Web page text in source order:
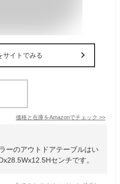
サイトでみる
価格と在庫をAmazonでチェック >>
ーのアウトドアテーブルはい
センチです。